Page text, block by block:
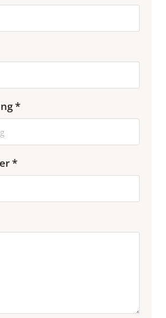
*
*